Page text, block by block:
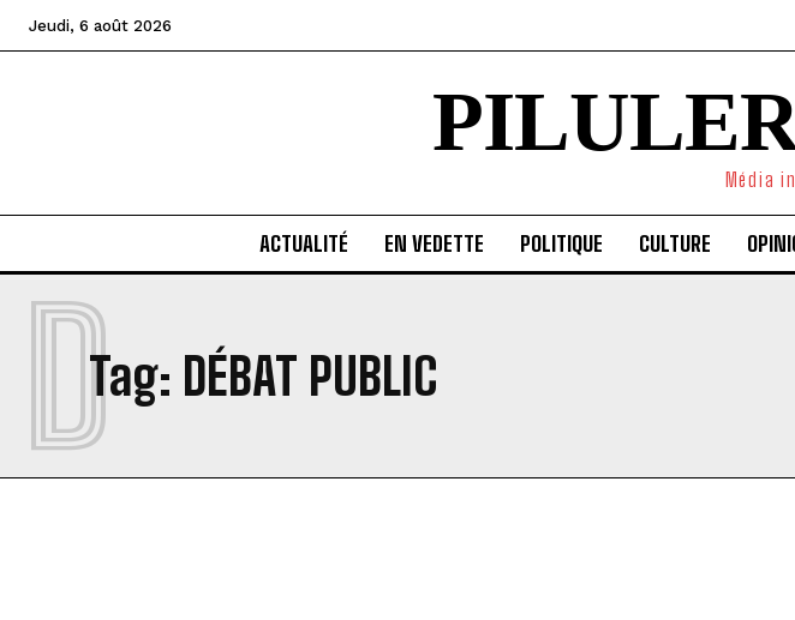
Jeudi, 6 août 2026
Média
ACTUALITÉ EN VEDETTE POLITIQUE CULTURE
Tag: DÉBAT PUBLIC
D